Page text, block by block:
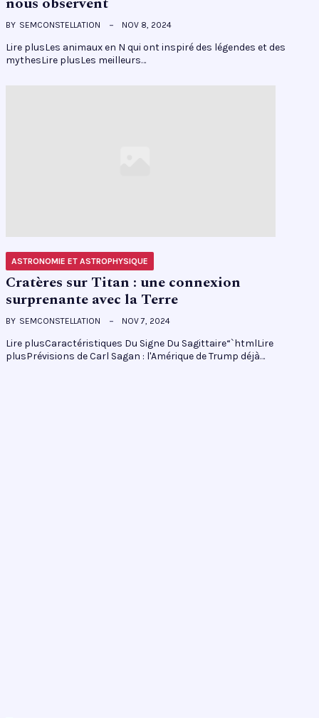
BY SEMCONSTELLATION NOV 8, 2024
Lire plusLes animaux en N qui ont inspiré des légendes et des
mythesLire plusLes meilleurs…
ASTRONOMIE ET ASTROPHYSIQUE
Cratères sur Titan : une connexion
surprenante avec la Terre
BY SEMCONSTELLATION NOV 7, 2024
Lire plusCaractéristiques Du Signe Du Sagittaire“`htmlLire
plusPrévisions de Carl Sagan : l'Amérique de Trump déjà…